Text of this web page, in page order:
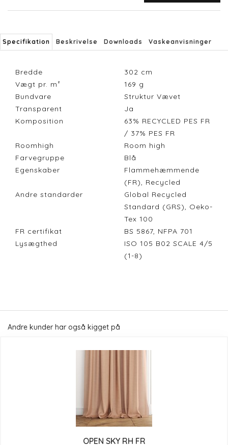
Specifikation Beskrivelse Downloads Vaskeanvisninger
Bredde 302 cm
Vægt pr. m²
169 g
Bundvare
Struktur Vævet
Transparent
Ja
Komposition
63% RECYCLED PES FR
/ 37% PES FR
Roomhigh
Room high
Farvegruppe
Blå
Egenskaber
Flammehæmmende
(FR), Recycled
Andre standarder
Global Recycled
Standard (GRS), Oeko-
Tex 100
FR certifikat
BS 5867, NFPA 701
Lysægthed
ISO 105 B02 SCALE 4/5
(1-8)
Andre kunder har også kigget på
OPEN SKY RH FR